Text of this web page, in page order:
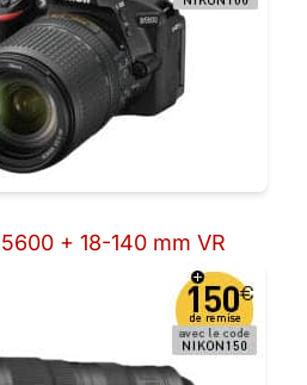
+ 18-140 mm VR